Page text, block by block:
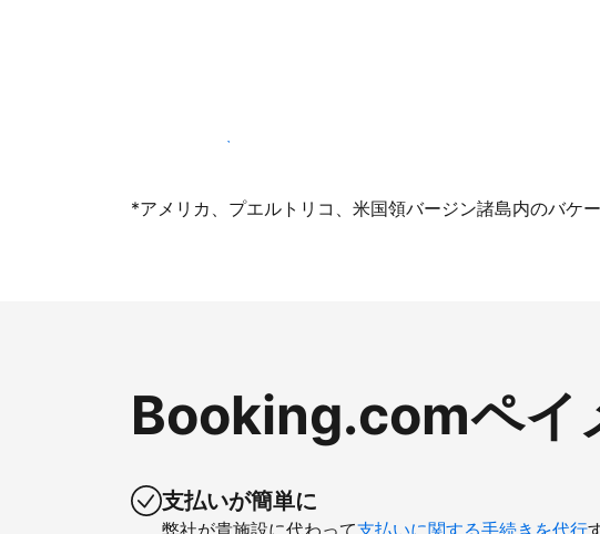
今すぐ掲載登録する
*アメリカ、プエルトリコ、米国領バージン諸島内のバケ
Booking.comペイ
支払いが簡単に
弊社が貴施設に代わって支払いに関する手続きを代行